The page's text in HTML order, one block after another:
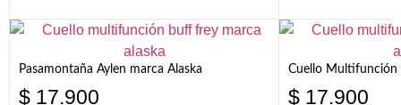
Pasamontaña Aylen marca Alaska
$ 17.900
Cuello Multifunción
$ 17.900